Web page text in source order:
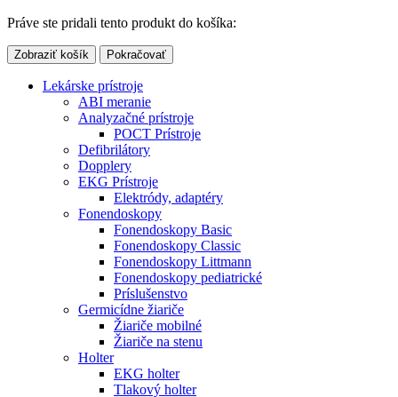
Práve ste pridali tento produkt do košíka:
Zobraziť košík Pokračovať
Lekárske prístroje
ABI meranie
Analyzačné prístroje
POCT Prístroje
Defibrilátory
Dopplery
EKG Prístroje
Elektródy, adaptéry
Fonendoskopy
Fonendoskopy Basic
Fonendoskopy Classic
Fonendoskopy Littmann
Fonendoskopy pediatrické
Príslušenstvo
Germicídne žiariče
Žiariče mobilné
Žiariče na stenu
Holter
EKG holter
Tlakový holter